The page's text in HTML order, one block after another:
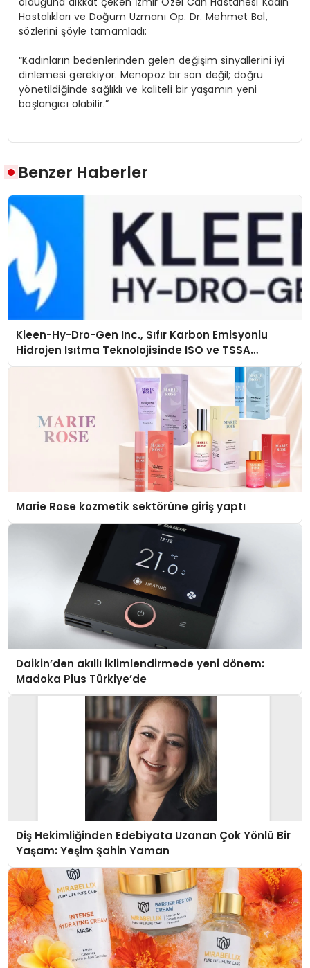
Hastalıkları ve Doğum Uzmanı Op. Dr. Mehmet Bal,
sözlerini şöyle tamamladı:
“Kadınların bedenlerinden gelen değişim sinyallerini iyi
dinlemesi gerekiyor. Menopoz bir son değil; doğru
yönetildiğinde sağlıklı ve kaliteli bir yaşamın yeni
başlangıcı olabilir.”
Benzer Haberler
Kleen-Hy-Dro-Gen Inc., Sıfır Karbon Emisyonlu
Hidrojen Isıtma Teknolojisinde ISO ve TSSA
Düzenleyici Onaylarını Aldı
Marie Rose kozmetik sektörüne giriş yaptı
Daikin’den akıllı iklimlendirmede yeni dönem:
Madoka Plus Türkiye’de
Diş Hekimliğinden Edebiyata Uzanan Çok Yönlü Bir
Yaşam: Yeşim Şahin Yaman